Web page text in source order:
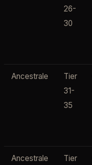
26-
30
Ancestrale
Tier
31-
35
Ancestrale
Tier